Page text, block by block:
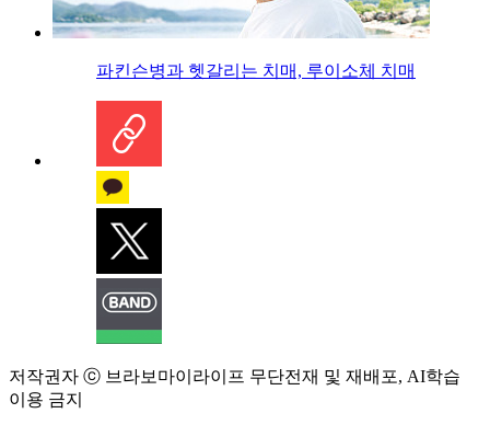
파킨슨병과 헷갈리는 치매, 루이소체 치매
저작권자 ⓒ 브라보마이라이프 무단전재 및 재배포, AI학습
이용 금지